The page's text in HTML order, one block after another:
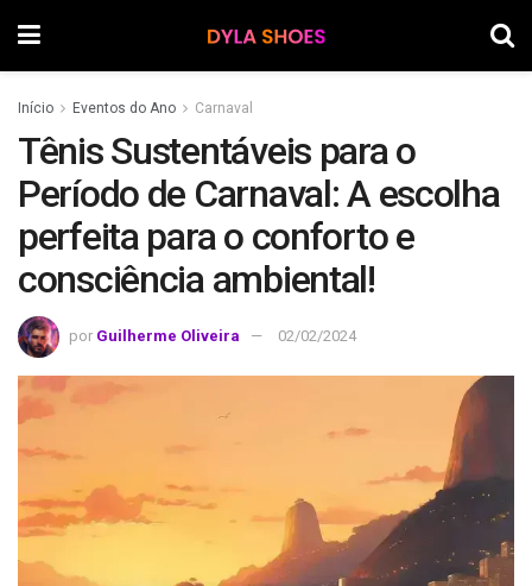
Início Eventos do Ano Carnaval
Tênis Sustentáveis para o
Período de Carnaval: A escolha
perfeita para o conforto e
consciência ambiental!
por Guilherme Oliveira 02/02/2024